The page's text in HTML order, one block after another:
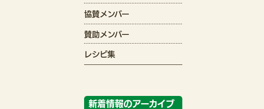
協賛メンバー
賛助メンバー
レシピ集
新着情報のアーカイブ